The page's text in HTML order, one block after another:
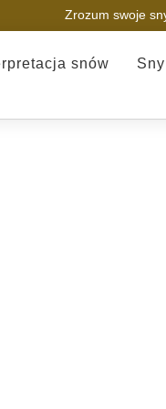
Zrozum swoje
snów Sny